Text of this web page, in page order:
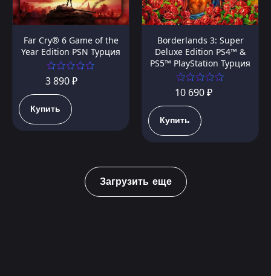
Far Cry® 6 Game of the
Year Edition PSN Турция
3 890 ₽
Купить
Borderlands 3: Super
Deluxe Edition PS4™ &
PS5™ PlayStation Турция
10 690 ₽
Купить
Загрузить еще